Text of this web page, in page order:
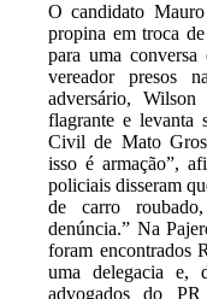
O candidato
propina em troca
para uma conversa
vereador presos
adversário,
flagrante e levanta
Civil de Mato
isso é armação”,
policiais disseram
de carro
denúncia.” Na
foram encontrados
uma delegacia e,
advogados do